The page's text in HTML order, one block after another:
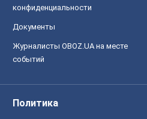
конфиденциальности
Документы
Журналисты OBOZ.UA на месте
событий
Политика